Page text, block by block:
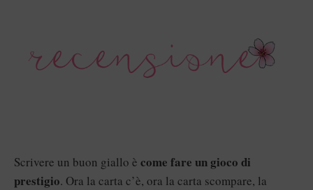
Scrivere un buon giallo è come fare un gioco di
prestigio. Ora la carta c’è, ora la carta scompare, la